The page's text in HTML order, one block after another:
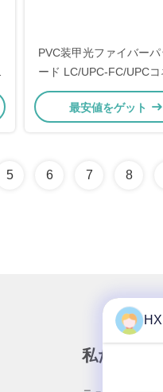
PVC装甲光ファイバーパ
ード LC/UPC-FC/UPCコ
シングルモード・シンプ
ス 3.0 1M-10M
最安値をゲット
5 6 7 8
私たちのニ